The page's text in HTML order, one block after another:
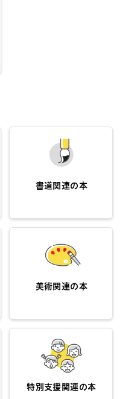
書道関連の本
美術関連の本
特別支援関連の本